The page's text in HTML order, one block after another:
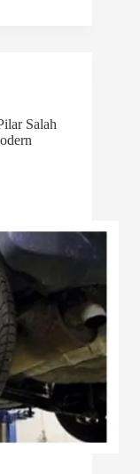
Salah